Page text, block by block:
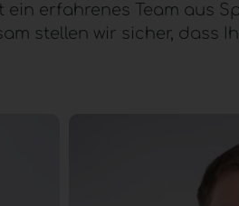
erfahrenes Team aus
stellen wir sicher, dass